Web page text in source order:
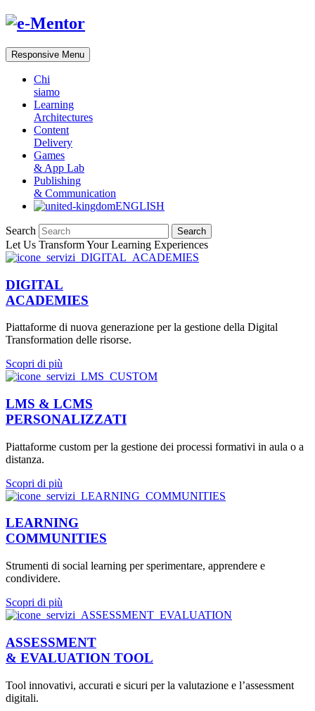
Responsive Menu
Chi
siamo
Learning
Architectures
Content
Delivery
Games
& App Lab
Publishing
& Communication
ENGLISH
Search
Let Us Transform Your Learning Experiences
DIGITAL
ACADEMIES
Piattaforme di nuova generazione per la gestione della Digital
Transformation delle risorse.
Scopri di più
LMS & LCMS
PERSONALIZZATI
Piattaforme custom per la gestione dei processi formativi in aula o a
distanza.
Scopri di più
LEARNING
COMMUNITIES
Strumenti di social learning per sperimentare, apprendere e
condividere.
Scopri di più
ASSESSMENT
& EVALUATION TOOL
Tool innovativi, accurati e sicuri per la valutazione e l’assessment
digitali.